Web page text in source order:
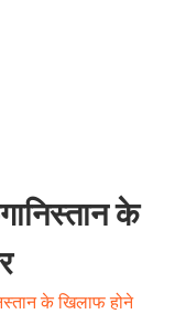
के
के खिलाफ होने